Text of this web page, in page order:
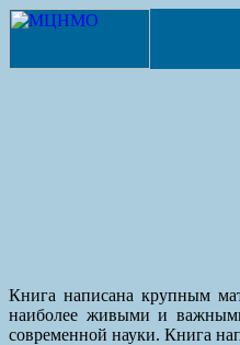
Книга написана крупным
наиболее живыми и важными
современной науки. Книга